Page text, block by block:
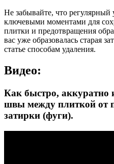
Не забывайте, что
ключевыми моментами для
плитки и предотвращения
вас уже образовалась старая
статье способам удаления.
Видео:
Как быстро, аккуратно
швы между плиткой от
затирки (фуги).